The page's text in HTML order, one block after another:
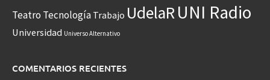
Teatro Tecnología Trabajo UdelaR UNI Radio
Universidad Universo Alternativo
COMENTARIOS RECIENTES